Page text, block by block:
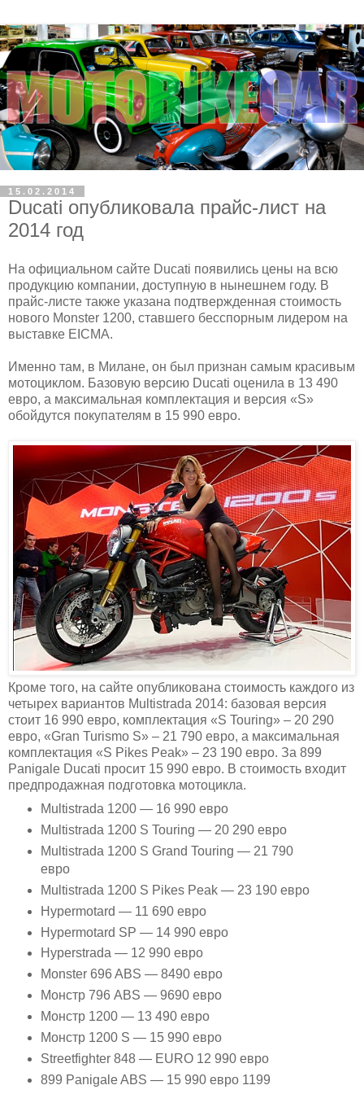
15.02.2014
Ducati опубликовала прайс-лист на
2014 год
На официальном сайте Ducati появились цены на всю
продукцию компании, доступную в нынешнем году. В
прайс-листе также указана подтвержденная стоимость
нового Monster 1200, ставшего бесспорным лидером на
выставке EICMA.
Именно там, в Милане, он был признан самым красивым
мотоциклом. Базовую версию Ducati оценила в 13 490
евро, а максимальная комплектация и версия «S»
обойдутся покупателям в 15 990 евро.
Кроме того, на сайте опубликована стоимость каждого из
четырех вариантов Multistrada 2014: базовая версия
стоит 16 990 евро, комплектация «S Touring» – 20 290
евро, «Gran Turismo S» – 21 790 евро, а максимальная
комплектация «S Pikes Peak» – 23 190 евро. За 899
Panigale Ducati просит 15 990 евро. В стоимость входит
предпродажная подготовка мотоцикла.
Multistrada 1200 — 16 990 евро
Multistrada 1200 S Touring — 20 290 евро
Multistrada 1200 S Grand Touring — 21 790
евро
Multistrada 1200 S Pikes Peak — 23 190 евро
Hypermotard — 11 690 евро
Hypermotard SP — 14 990 евро
Hyperstrada — 12 990 евро
Monster 696 ABS — 8490 евро
Монстр 796 ABS — 9690 евро
Монстр 1200 — 13 490 евро
Монстр 1200 S — 15 990 евро
Streetfighter 848 — EURO 12 990 евро
899 Panigale ABS — 15 990 евро 1199